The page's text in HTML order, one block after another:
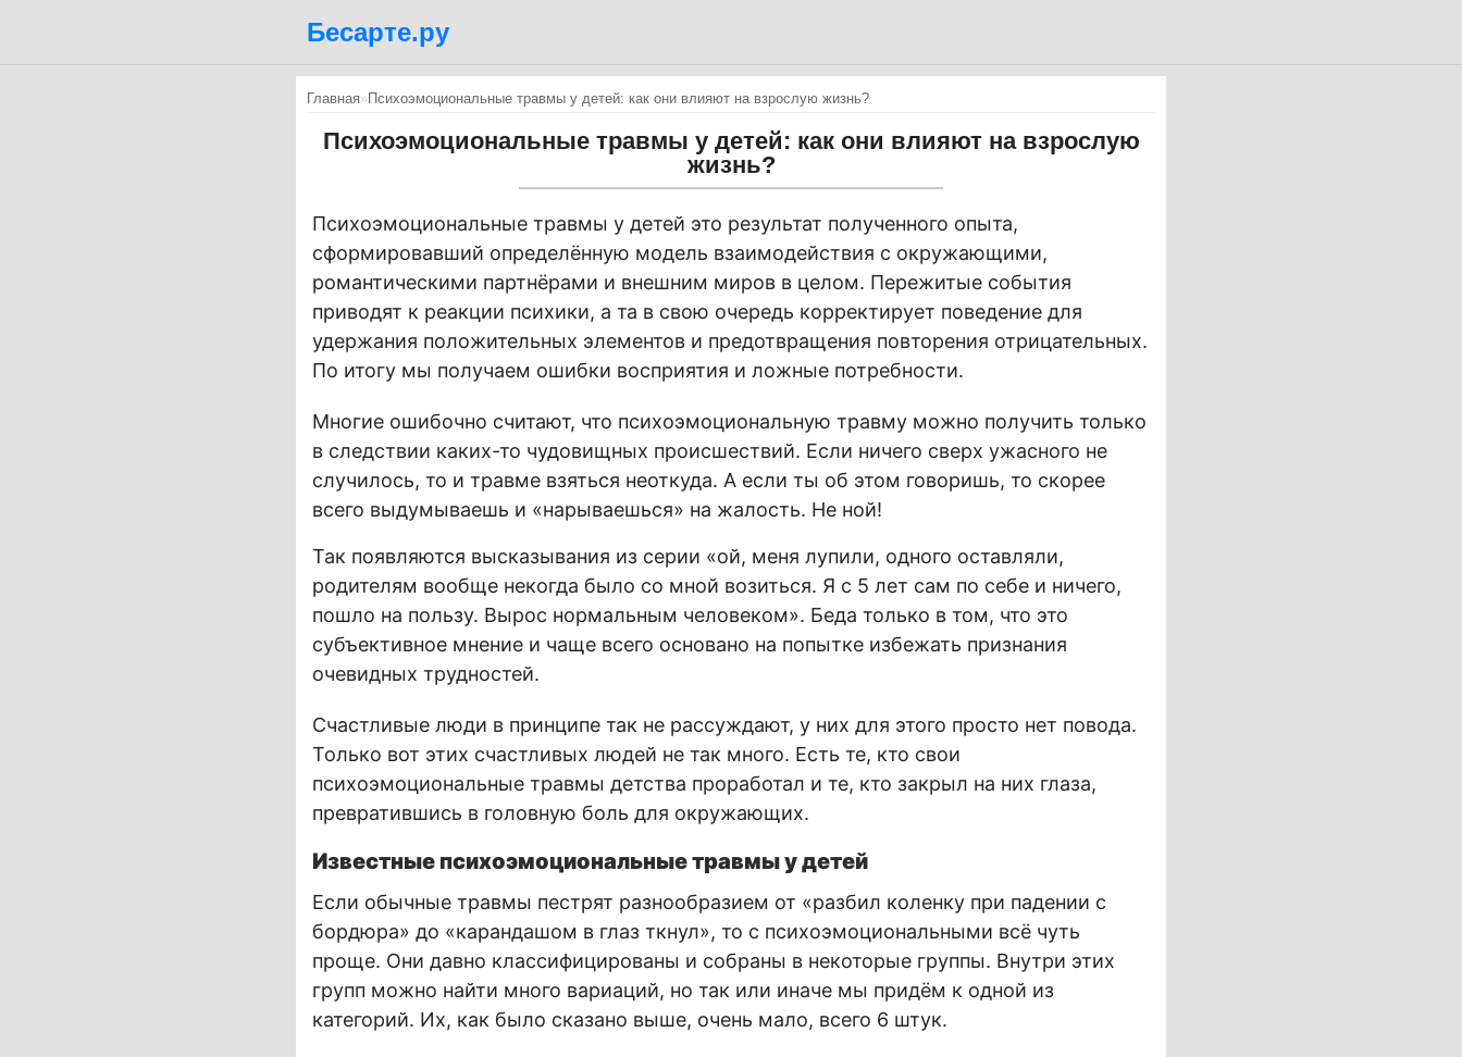
Бесарте.ру
Главная»Психоэмоциональные травмы у детей: как они влияют на взрослую жизнь?
Психоэмоциональные травмы у детей: как они влияют на взрослую
жизнь?
Психоэмоциональные травмы у детей это результат полученного опыта,
сформировавший определённую модель взаимодействия с окружающими,
романтическими партнёрами и внешним миров в целом. Пережитые события
приводят к реакции психики, а та в свою очередь корректирует поведение для
удержания положительных элементов и предотвращения повторения отрицательных.
По итогу мы получаем ошибки восприятия и ложные потребности.
Многие ошибочно считают, что психоэмоциональную травму можно получить только
в следствии каких-то чудовищных происшествий. Если ничего сверх ужасного не
случилось, то и травме взяться неоткуда. А если ты об этом говоришь, то скорее
всего выдумываешь и «нарываешься» на жалость. Не ной!
Так появляются высказывания из серии «ой, меня лупили, одного оставляли,
родителям вообще некогда было со мной возиться. Я с 5 лет сам по себе и ничего,
пошло на пользу. Вырос нормальным человеком». Беда только в том, что это
субъективное мнение и чаще всего основано на попытке избежать признания
очевидных трудностей.
Счастливые люди в принципе так не рассуждают, у них для этого просто нет повода.
Только вот этих счастливых людей не так много. Есть те, кто свои
психоэмоциональные травмы детства проработал и те, кто закрыл на них глаза,
превратившись в головную боль для окружающих.
Известные психоэмоциональные травмы у детей
Если обычные травмы пестрят разнообразием от «разбил коленку при падении с
бордюра» до «карандашом в глаз ткнул», то с психоэмоциональными всё чуть
проще. Они давно классифицированы и собраны в некоторые группы. Внутри этих
групп можно найти много вариаций, но так или иначе мы придём к одной из
категорий. Их, как было сказано выше, очень мало, всего 6 штук.